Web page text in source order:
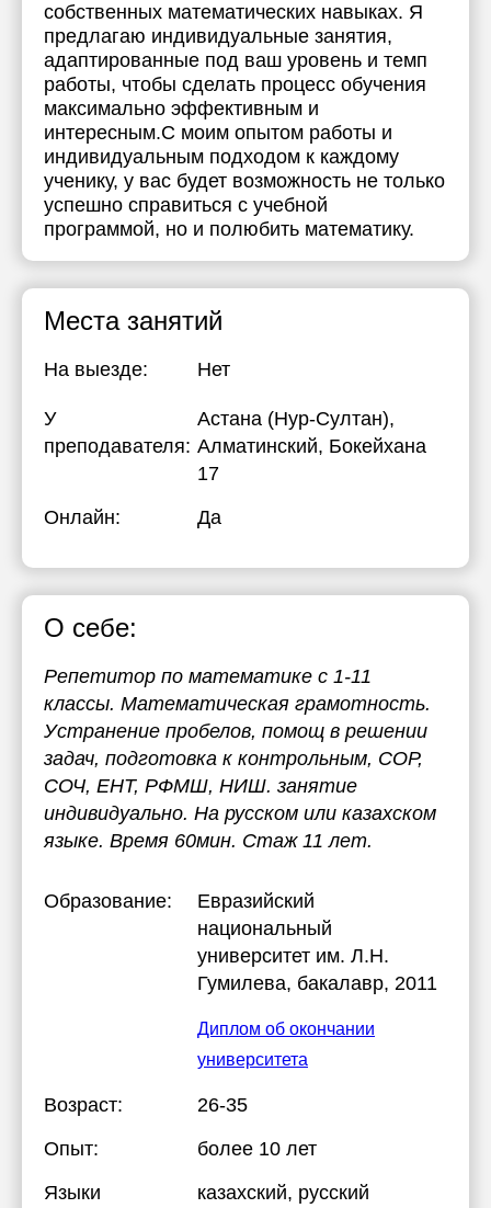
собственных математических навыках. Я
предлагаю индивидуальные занятия,
адаптированные под ваш уровень и темп
работы, чтобы сделать процесс обучения
максимально эффективным и
интересным.С моим опытом работы и
индивидуальным подходом к каждому
ученику, у вас будет возможность не только
успешно справиться с учебной
программой, но и полюбить математику.
Места занятий
На выезде: Нет
У
преподавателя:
Астана (Нур-Султан),
Алматинский, Бокейхана
17
Онлайн:
Да
О себе:
Репетитор по математике с 1-11
классы. Математическая грамотность.
Устранение пробелов, помощ в решении
задач, подготовка к контрольным, СОР,
СОЧ, ЕНТ, РФМШ, НИШ. занятие
индивидуально. На русском или казахском
языке. Время 60мин. Стаж 11 лет.
Образование:
Евразийский
национальный
университет им. Л.Н.
Гумилева, бакалавр, 2011
Диплом об окончании
университета
Возраст:
26-35
Опыт:
более 10 лет
Языки
казахский, русский